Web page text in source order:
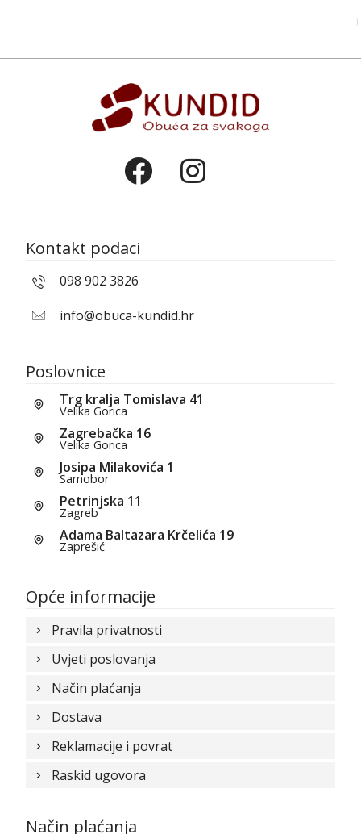
Kontakt podaci
098 902 3826
info@obuca-kundid.hr
Poslovnice
Trg kralja Tomislava 41
Velika Gorica
Zagrebačka 16
Velika Gorica
Josipa Milakovića 1
Samobor
Petrinjska 11
Zagreb
Adama Baltazara Krčelića 19
Zaprešić
Opće informacije
Pravila privatnosti
Uvjeti poslovanja
Način plaćanja
Dostava
Reklamacije i povrat
Raskid ugovora
Način plaćanja